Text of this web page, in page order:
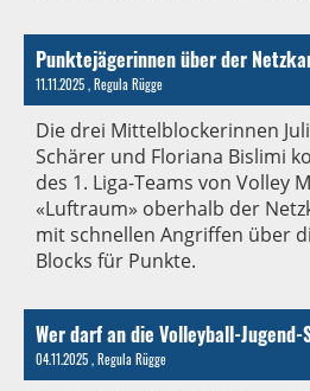
Punktejägerinnen über der
11.11.2025, Regula Rügge
Die drei Mittelblockerinnen
Schärer und Floriana Bislimi
des 1. Liga-Teams von Volley
«Luftraum» oberhalb der
mit schnellen Angriffen über
Blocks für Punkte.
Wer darf an die Volleyball-Jugend-
04.11.2025, Regula Rügge